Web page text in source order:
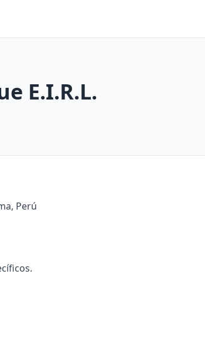
E.I.R.L.
Perú